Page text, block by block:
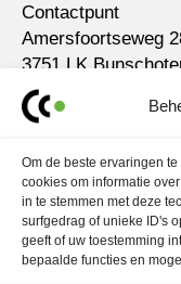
Om de beste ervaringen
cookies om informatie
in te stemmen met deze
surfgedrag of unieke ID's
geeft of uw toestemming
bepaalde functies en
Contactpunt
Amersfoortseweg
3751 LK
030 700 97 63
L
n
k
e
d
i
I
s
t
a
g
r
Marketingstrategie
Contentmarketing